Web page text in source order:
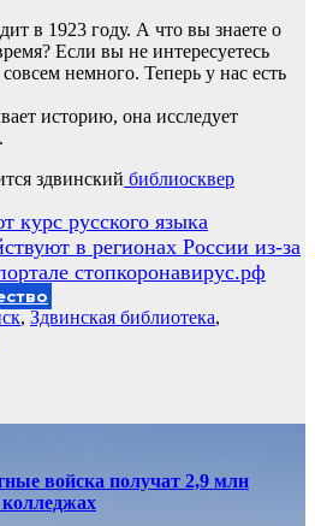
в 1923 году. А что вы знаете о
Если вы не интересуетесь
немного. Теперь у нас есть
историю, она исследует
здвинский библиосквер
курс русского языка
в регионах России из-за
стопкоронавирус.рф
, Здвинская библиотека,
войска получат 2,9 млн
колледжах